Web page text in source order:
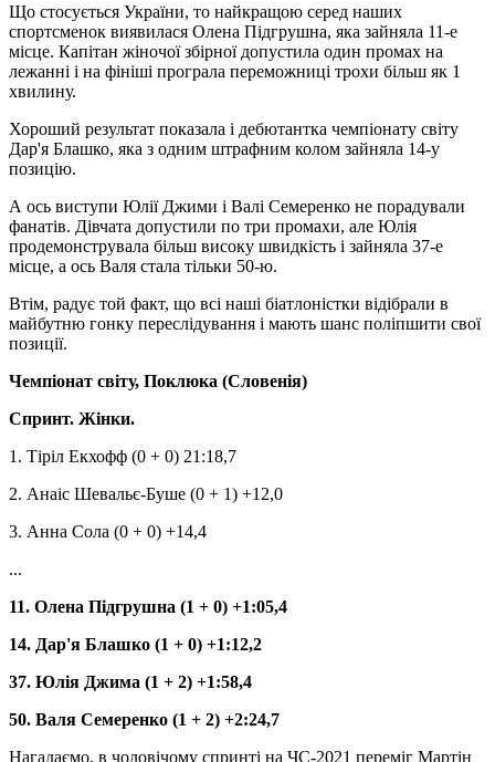
Що стосується України, то найкращою серед наших
спортсменок виявилася Олена Підгрушна, яка зайняла 11-е
місце. Капітан жіночої збірної допустила один промах на
лежанні і на фініші програла переможниці трохи більш як 1
хвилину.
Хороший результат показала і дебютантка чемпіонату світу
Дар'я Блашко, яка з одним штрафним колом зайняла 14-у
позицію.
А ось виступи Юлії Джими і Валі Семеренко не порадували
фанатів. Дівчата допустили по три промахи, але Юлія
продемонструвала більш високу швидкість і зайняла 37-е
місце, а ось Валя стала тільки 50-ю.
Втім, радує той факт, що всі наші біатлоністки відібрали в
майбутню гонку переслідування і мають шанс поліпшити свої
позиції.
Чемпіонат світу, Поклюка (Словенія)
Спринт. Жінки.
1. Тіріл Екхофф (0 + 0) 21:18,7
2. Анаіс Шевальє-Буше (0 + 1) +12,0
3. Анна Сола (0 + 0) +14,4
...
11. Олена Підгрушна (1 + 0) +1:05,4
14. Дар'я Блашко (1 + 0) +1:12,2
37. Юлія Джима (1 + 2) +1:58,4
50. Валя Семеренко (1 + 2) +2:24,7
Нагадаємо, в чоловічому спринті на ЧС-2021 переміг Мартін